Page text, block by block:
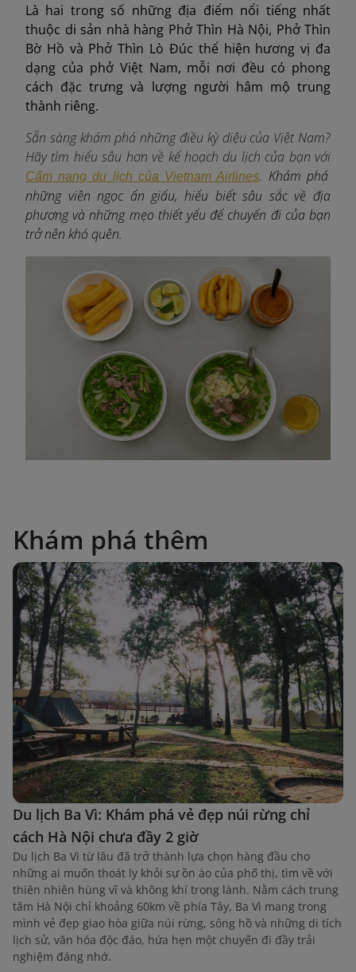
Là hai trong số những địa điểm nổi tiếng nhất
thuộc di sản nhà hàng Phở Thìn Hà Nội, Phở Thìn
Bờ Hồ và Phở Thìn Lò Đúc thể hiện hương vị đa
dạng của phở Việt Nam, mỗi nơi đều có phong
cách đặc trưng và lượng người hâm mộ trung
thành riêng.
Sẵn sàng khám phá những điều kỳ diệu của Việt Nam?
Hãy tìm hiểu sâu hơn về kế hoạch du lịch của bạn với
Cẩm nang du lịch của Vietnam Airlines. Khám phá
những viên ngọc ẩn giấu, hiểu biết sâu sắc về địa
phương và những mẹo thiết yếu để chuyến đi của bạn
trở nên khó quên.
Khám phá thêm
Du lịch Ba Vì: Khám phá vẻ đẹp núi rừng chỉ
cách Hà Nội chưa đầy 2 giờ
Du lịch Ba Vì từ lâu đã trở thành lựa chọn hàng đầu cho
những ai muốn thoát ly khỏi sự ồn ào của phố thị, tìm về với
thiên nhiên hùng vĩ và không khí trong lành. Nằm cách trung
tâm Hà Nội chỉ khoảng 60km về phía Tây, Ba Vì mang trong
mình vẻ đẹp giao hòa giữa núi rừng, sông hồ và những di tích
lịch sử, văn hóa độc đáo, hứa hẹn một chuyến đi đầy trải
nghiệm đáng nhớ.